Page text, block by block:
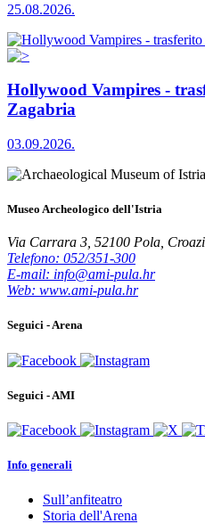
25.08.2026.
Hollywood Vampires -
Zagabria
03.09.2026.
Museo Archeologico dell'Istria
Via Carrara 3, 52100 Pola,
Telefono: 052/351-300
E-mail: info@ami-pula.hr
Web: www.ami-pula.hr
Seguici - Arena
Seguici - AMI
Info generali
Sull’anfiteatro
Storia dell'Arena